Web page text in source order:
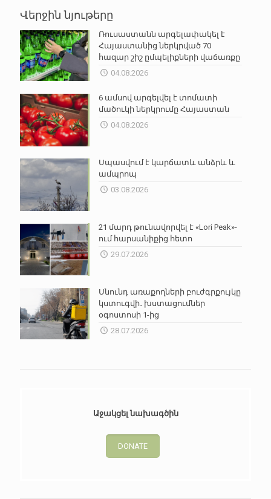
Վերջին նյութերը
Ռուսաստանն արգելափակել է
Հայաստանից ներկրված 70
հազար շիշ ըմպելիքների վաճառքը
04.08.2026
6 ամսով արգելվել է տոմատի
մածուկի ներկրումը Հայաստան
04.08.2026
Սպասվում է կարճատև անձրև և
ամպրոպ
03.08.2026
21 մարդ թունավորվել է «Lori Peak»-
ում հարսանիքից հետո
29.07.2026
Սնունդ առաքողների բուժգրքույկը
կստուգվի․ խստացումներ
օգոստոսի 1-ից
28.07.2026
Աջակցել նախագծին
DONATE